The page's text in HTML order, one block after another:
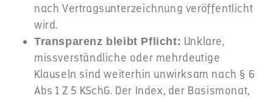
nach Vertragsunterzeichnung veröffentlicht
wird.
Transparenz bleibt Pflicht: Unklare,
missverständliche oder mehrdeutige
Klauseln sind weiterhin unwirksam nach § 6
Abs 1 Z 5 KSchG. Der Index, der Basismonat,